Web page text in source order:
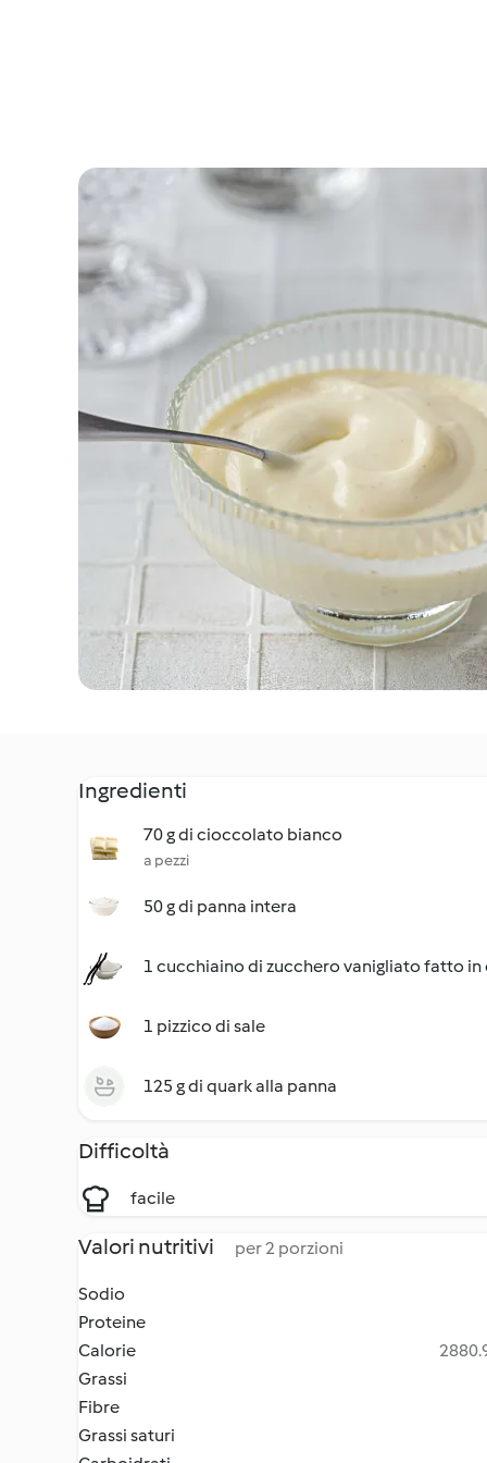
Ingredienti
70 g di cioccolato bianco
a pezzi
50 g di panna intera
1 cucchiaino di zucchero vanigliato fatto in
1 pizzico di sale
125 g di quark alla panna
Difficoltà
facile
Valori nutritivi per 2 porzioni
Sodio
Proteine
Calorie
Grassi
Fibre
Grassi saturi